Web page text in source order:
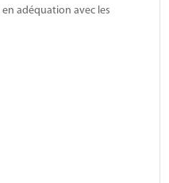
adéquation avec les